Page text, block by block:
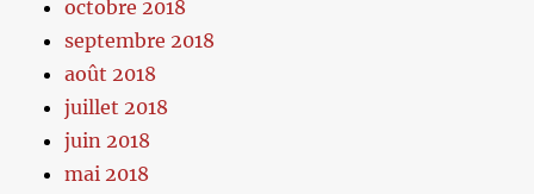
octobre 2018
septembre 2018
août 2018
juillet 2018
juin 2018
mai 2018